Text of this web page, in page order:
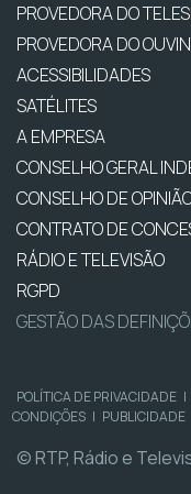
PROVEDORA DO
PROVEDORA DO
ACESSIBILIDADES
SATÉLITES
A EMPRESA
CONSELHO GERAL
CONSELHO DE
CONTRATO DE
RÁDIO E TELEVISÃO
RGPD
GESTÃO DAS
POLÍTICA DE PRIVACIDADE |
CONDIÇÕES | PUBLICIDADE
© RTP, Rádio e